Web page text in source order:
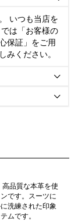
いつも当店を
は「お客様の
保証」をご用
みください。


品質な本革を使
です。スーツに
洗練された印象
ムです。